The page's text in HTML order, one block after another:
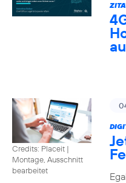
Credits: Placeit |
Montage, Ausschnitt
bearbeitet